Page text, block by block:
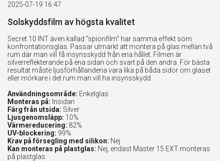
2025-07-19 16:47
Solskyddsfilm av högsta kvalitet
Secret 10 INT även kallad ”spionfilm” har samma effekt som
konfrontationsglas. Passar utmärkt att montera på glas mellan två
rum där man vill få insynsskydd från ena hållet. Filmen är
silverreflekterande på ena sidan och svart på den andra. För bästa
resultat måste ljusförhållandena vara lika på båda sidor om glaset
eller mörkare i det rum man vill ha insynsskydd.
Användningsområde: Enkelglas
Monteras på: Insidan
Färg från utsida: Silver
Ljusgenomsläpp: 10%
Värmereducering: 82%
UV-blockering: 99%
Krav på försegling med silikon: Nej
Kan monteras på plastglas: Nej, endast Master 15 EXT monteras
på plastglas.